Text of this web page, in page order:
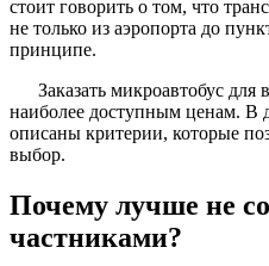
стоит говорить о том, что
не только из аэропорта до
принципе.
Заказать микроавтобус
наиболее доступным ценам. В
описаны критерии, которые
выбор.
Почему лучше не
частниками?